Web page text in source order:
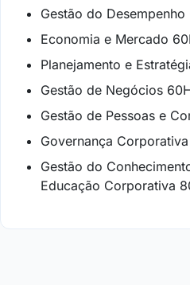
Gestão do
Economia e Mercado
Planejamento e
Gestão de Negócios
Gestão de Pessoas e
Governança
Gestão do
Educação Corporativa